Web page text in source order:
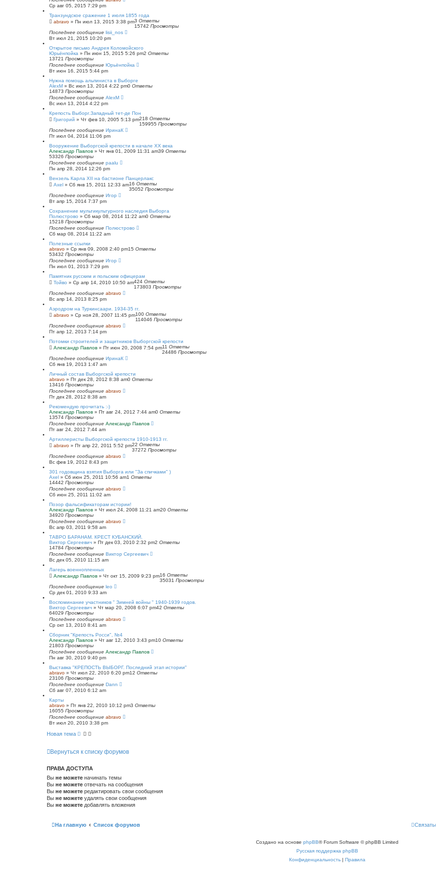
Ср авг 05, 2015 7:29 pm
Транзундское сражение 1 июля 1855 года
abravo » Пн июл 13, 2015 3:38 pm3 Ответы
15742 Просмотры
Последнее сообщение lisii_nos
Вт июл 21, 2015 10:20 pm
Открытое письмо Андрея Коломойского
Юрьёнпойка » Пн июн 15, 2015 5:26 pm2 Ответы
13721 Просмотры
Последнее сообщение Юрьёнпойка
Вт июн 16, 2015 5:44 pm
Нужна помощь альпиниста в Выборге
AlexM » Вс июл 13, 2014 4:22 pm0 Ответы
14873 Просмотры
Последнее сообщение AlexM
Вс июл 13, 2014 4:22 pm
Крепость Выборг.Западный тет-де Пон
Григорий » Чт фев 10, 2005 5:13 pm218 Ответы
159955 Просмотры
Последнее сообщение ИринаК
Пт июл 04, 2014 11:06 pm
Вооружение Выборгской крепости в начале ХХ века
Александр Павлов » Чт янв 01, 2009 11:31 am39 Ответы
53326 Просмотры
Последнее сообщение paalu
Пн апр 28, 2014 12:26 pm
Вензель Карла XII на бастионе Панцерлакс
Axel » Сб янв 15, 2011 12:33 am16 Ответы
35052 Просмотры
Последнее сообщение Игор
Вт апр 15, 2014 7:37 pm
Сохранение мультикультурного наследия Выборга
Полюстрово » Сб мар 08, 2014 11:22 am0 Ответы
15218 Просмотры
Последнее сообщение Полюстрово
Сб мар 08, 2014 11:22 am
Полезные ссылки
abravo » Ср янв 09, 2008 2:40 pm15 Ответы
53432 Просмотры
Последнее сообщение Игор
Пн июл 01, 2013 7:29 pm
Памятник русским и польским офицерам
Тойво » Ср апр 14, 2010 10:50 am424 Ответы
173803 Просмотры
Последнее сообщение abravo
Вс апр 14, 2013 8:25 pm
Аэродром на Туркинсаари. 1934-35 гг.
abravo » Ср ноя 28, 2007 11:45 pm100 Ответы
114046 Просмотры
Последнее сообщение abravo
Пт апр 12, 2013 7:14 pm
Потомки строителей и защитников Выборгской крепости
Александр Павлов » Пт июн 20, 2008 7:54 pm11 Ответы
24486 Просмотры
Последнее сообщение ИринаК
Сб янв 19, 2013 1:47 am
Личный состав Выборгской крепости
abravo » Пт дек 28, 2012 8:38 am0 Ответы
13416 Просмотры
Последнее сообщение abravo
Пт дек 28, 2012 8:38 am
Рекомендую прочитать :-)
Александр Павлов » Пт авг 24, 2012 7:44 am0 Ответы
13574 Просмотры
Последнее сообщение Александр Павлов
Пт авг 24, 2012 7:44 am
Артиллеристы Выборгской крепости 1910-1913 гг.
abravo » Пт апр 22, 2011 5:52 pm22 Ответы
37272 Просмотры
Последнее сообщение abravo
Вс фев 19, 2012 8:43 pm
301 годовщина взятия Выборга или "За спичками" )
Axel » Сб июн 25, 2011 10:56 am1 Ответы
14442 Просмотры
Последнее сообщение abravo
Сб июн 25, 2011 11:02 am
Позор фальсификаторам истории!
Александр Павлов » Чт июл 24, 2008 11:21 am20 Ответы
34920 Просмотры
Последнее сообщение abravo
Вс апр 03, 2011 9:58 am
ТАВРО БАРАНАМ. КРЕСТ КУБАНСКИЙ.
Виктор Сергеевич » Пт дек 03, 2010 2:32 pm2 Ответы
14784 Просмотры
Последнее сообщение Виктор Сергеевич
Вс дек 05, 2010 11:15 am
Лагерь военнопленных
Александр Павлов » Чт окт 15, 2009 9:23 pm16 Ответы
35031 Просмотры
Последнее сообщение leo
Ср дек 01, 2010 9:33 am
Воспоминание участников " Зимней войны " 1940-1939 годов.
Виктор Сергеевич » Чт мар 20, 2008 6:07 pm42 Ответы
64029 Просмотры
Последнее сообщение abravo
Ср окт 13, 2010 8:41 am
Сборник "Крепость Росси", №4
Александр Павлов » Чт авг 12, 2010 3:43 pm10 Ответы
21803 Просмотры
Последнее сообщение Александр Павлов
Пн авг 30, 2010 9:40 pm
Выставка "КРЕПОСТЬ ВЫБОРГ. Последний этап истории"
abravo » Чт июл 22, 2010 6:20 pm12 Ответы
23106 Просмотры
Последнее сообщение Dann
Сб авг 07, 2010 6:12 am
Карты
abravo » Пт янв 22, 2010 10:12 pm3 Ответы
16055 Просмотры
Последнее сообщение abravo
Вт июл 20, 2010 3:38 pm
Новая тема
Вернуться к списку форумов
ПРАВА ДОСТУПА
Вы не можете начинать темы
Вы не можете отвечать на сообщения
Вы не можете редактировать свои сообщения
Вы не можете удалять свои сообщения
Вы не можете добавлять вложения
На главную Список форумов
Создано на основе phpBB® Forum Software © phpBB Limited
Русская поддержка phpBB
Конфиденциальность | Правила